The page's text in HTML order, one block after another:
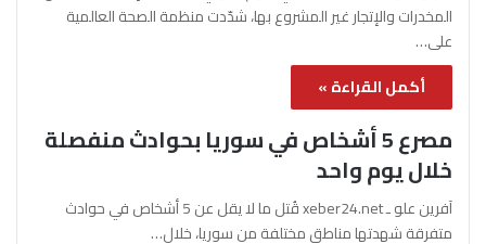
المخدرات والإتجار غير المشروع بها، شدّدت منظمة الصحة العالمية
على…
أكمل القراءة »
مصرع 5 أشخاص في سوريا بحوادث منفصلة
خلال يوم واحد
آفرين علو ـ xeber24.net قُتل ما لا يقل عن 5 أشخاص في حوادث
متفرقة شهدتها مناطق مختلفة من سوريا، خلال…